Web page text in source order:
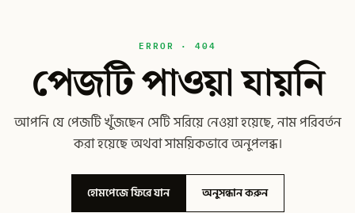
ERROR · 404
পেজটি পাওয়া যায়নি
আপনি যে পেজটি খুঁজছেন সেটি সরিয়ে নেওয়া হয়েছে, নাম পরিবর্তন
করা হয়েছে অথবা সাময়িকভাবে অনুপলব্ধ।
হোমপেজে ফিরে যান অনুসন্ধান করুন